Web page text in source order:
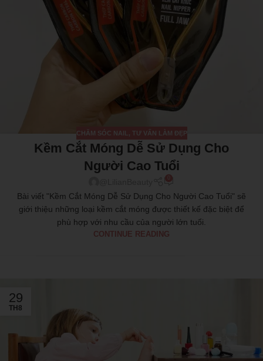
CHĂM SÓC NAIL , TƯ VẤN LÀM ĐẸP
Kềm Cắt Móng Dễ Sử Dụng Cho
Người Cao Tuổi
Bài viết "Kềm Cắt Móng Dễ Sử Dụng Cho Người Cao Tuổi" sẽ
giới thiệu những loại kềm cắt móng được thiết kế đặc biệt để
phù hợp với nhu cầu của người lớn tuổi.
CONTINUE READING
29
TH8